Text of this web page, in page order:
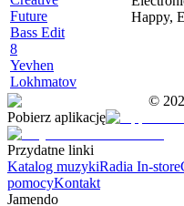
Future
Bass Edit
8
Yevhen
Lokhmatov
Happy,
©
Pobierz aplikację
Przydatne linki
Katalog muzykiRadia In-store
pomocyKontakt
Jamendo